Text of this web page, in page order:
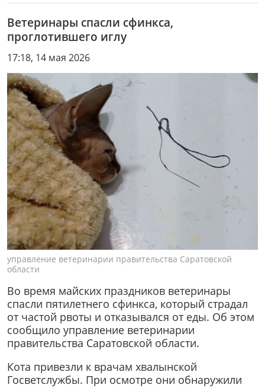
Ветеринары спасли сфинкса,
проглотившего иглу
17:18, 14 мая 2026
управление ветеринарии правительства Саратовской
области
Во время майских праздников ветеринары
спасли пятилетнего сфинкса, который страдал
от частой рвоты и отказывался от еды. Об этом
сообщило управление ветеринарии
правительства Саратовской области.
Кота привезли к врачам хвалынской
Госветслужбы. При осмотре они обнаружили